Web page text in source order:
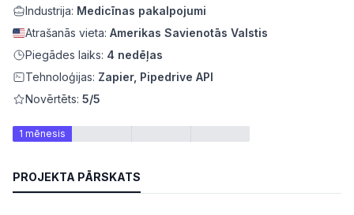
Industrija: Medicīnas pakalpojumi
Atrašanās vieta: Amerikas Savienotās Valstis
Piegādes laiks: 4 nedēļas
Tehnoloģijas: Zapier, Pipedrive API
Novērtēts: 5/5
1 mēnesis
PROJEKTA PĀRSKATS